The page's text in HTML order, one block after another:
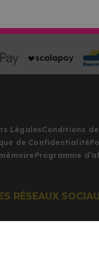
LégalesConditions
de Confidentialité
Programme
RÉSEAUX